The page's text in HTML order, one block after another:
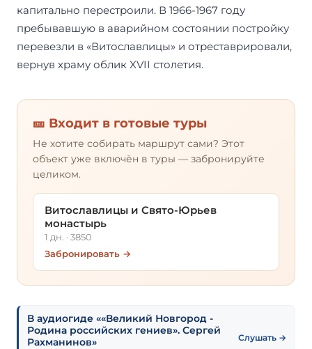
капитально перестроили. В 1966-1967 году
пребывавшую в аварийном состоянии постройку
перевезли в «Витославлицы» и отреставрировали,
вернув храму облик XVII столетия.
🎫 Входит в готовые туры
Не хотите собирать маршрут сами? Этот
объект уже включён в туры — забронируйте
целиком.
Витославлицы и Свято-Юрьев
монастырь
1 дн. · 3850
Забронировать →
В аудиогиде ««Великий Новгород -
Родина российских гениев». Сергей
Рахманинов»
Слушать →